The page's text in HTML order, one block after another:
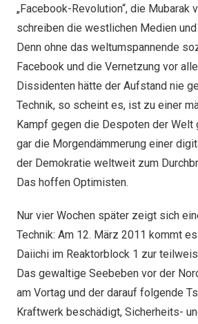
„Facebook-Revolution“, die Mubarak
schreiben die westlichen Medien
Denn ohne das weltumspannende
Facebook und die Vernetzung vor
Dissidenten hätte der Aufstand nie
Technik, so scheint es, ist zu einer
Kampf gegen die Despoten der Welt
gar die Morgendämmerung einer
der Demokratie weltweit zum
Das hoffen Optimisten.
Nur vier Wochen später zeigt sich
Technik: Am 12. März 2011 kommt
Daiichi im Reaktorblock 1 zur
Das gewaltige Seebeben vor der
am Vortag und der darauf folgende
Kraftwerk beschädigt, Sicherheits-